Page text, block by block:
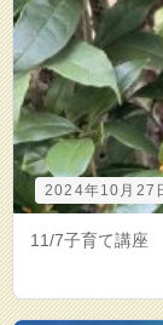
2024年10月27
11/7子育て講座